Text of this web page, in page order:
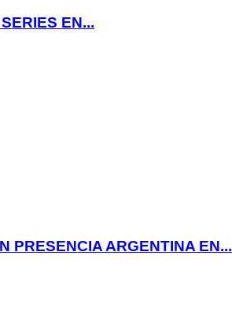
EN...
PRESENCIA ARGENTINA EN...